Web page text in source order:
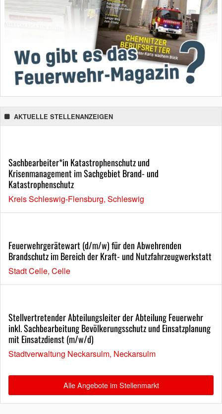
AKTUELLE STELLENANZEIGEN
Sachbearbeiter*in Katastrophenschutz und
Krisenmanagement im Sachgebiet Brand- und
Katastrophenschutz
Kreis Schleswig-Flensburg, Schleswig
Feuerwehrgerätewart (d/m/w) für den Abwehrenden
Brandschutz im Bereich der Kraft- und Nutzfahrzeugwerkstatt
Stadt Celle, Celle
Stellvertretender Abteilungsleiter der Abteilung Feuerwehr
inkl. Sachbearbeitung Bevölkerungsschutz und Einsatzplanung
mit Einsatzdienst (m/w/d)
Stadtverwaltung Neckarsulm, Neckarsulm
Alle Angebote im Stellenmarkt